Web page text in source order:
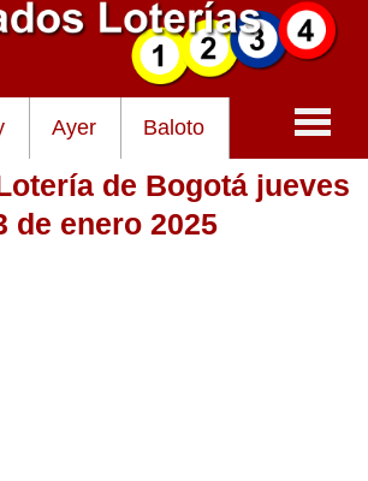
Ayer Baloto
de Bogotá jueves
de enero 2025